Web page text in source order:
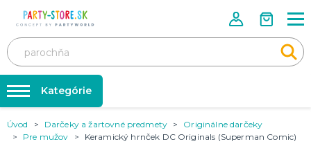
Rozlúčka so slobodou ❤️
Kategórie
KARNEVALOVÉ KOSTÝMY
Úvod Darčeky a žartovné predmety
Originálne darčeky
Pre mužov
Keramický hrnček DC Originals (Superman Comic)